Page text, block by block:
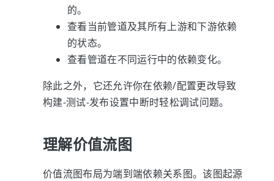
的。
查看当前管道及其所有上游和下游依赖
的状态。
查看管道在不同运行中的依赖变化。
除此之外，它还允许你在依赖/配置更改导致
构建-测试-发布设置中断时轻松调试问题。
理解价值流图
价值流图布局为端到端依赖关系图。该图起源